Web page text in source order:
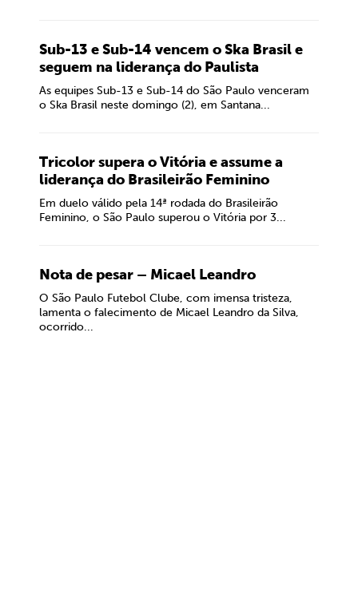
Sub-13 e Sub-14 vencem o Ska Brasil e
seguem na liderança do Paulista
As equipes Sub-13 e Sub-14 do São Paulo venceram
o Ska Brasil neste domingo (2), em Santana...
Tricolor supera o Vitória e assume a
liderança do Brasileirão Feminino
Em duelo válido pela 14ª rodada do Brasileirão
Feminino, o São Paulo superou o Vitória por 3...
Nota de pesar – Micael Leandro
O São Paulo Futebol Clube, com imensa tristeza,
lamenta o falecimento de Micael Leandro da Silva,
ocorrido...